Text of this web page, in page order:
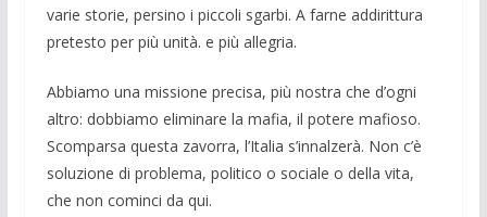
varie storie, persino i piccoli sgarbi. A farne addirittura
pretesto per più unità. e più allegria.
Abbiamo una missione precisa, più nostra che d’ogni
altro: dobbiamo eliminare la mafia, il potere mafioso.
Scomparsa questa zavorra, l’Italia s’innalzerà. Non c’è
soluzione di problema, politico o sociale o della vita,
che non cominci da qui.